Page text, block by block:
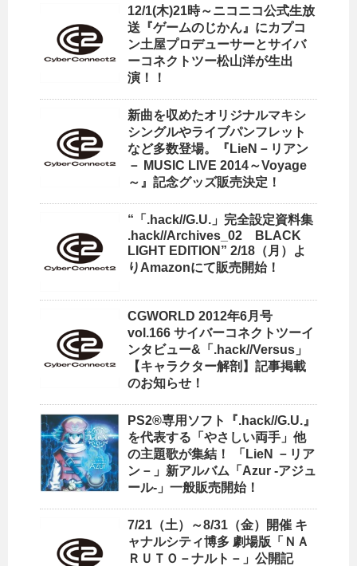
12/1(木)21時～ニコニコ公式生放
送『ゲームのじかん』にカプコ
ン土屋プロデューサーとサイバ
ーコネクトツー松山洋が生出
演！！
新曲を収めたオリジナルマキシ
シングルやライブパンフレット
など多数登場。『LieN－リアン
－ MUSIC LIVE 2014～Voyage
～』記念グッズ販売決定！
“「.hack//G.U.」完全設定資料集
.hack//Archives_02 BLACK
LIGHT EDITION” 2/18（月）よ
りAmazonにて販売開始！
CGWORLD 2012年6月号
vol.166 サイバーコネクトツーイ
ンタビュー&「.hack//Versus」
【キャラクター解剖】記事掲載
のお知らせ！
PS2®専用ソフト『.hack//G.U.』
を代表する「やさしい両手」他
の主題歌が集結！ 「LieN －リア
ン－」新アルバム「Azur -アジュ
ール-」一般販売開始！
7/21（土）～8/31（金）開催 キ
ャナルシティ博多 劇場版「ＮＡ
ＲＵＴＯ－ナルト－」公開記